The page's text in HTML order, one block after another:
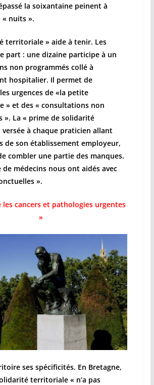
la soixantaine peinent à
« nuits ».
territoriale » aide à tenir. Les
part : une dizaine participe à un
non programmés collé à
hospitalier. Il permet de
urgences de «la petite
» et des « consultations non
». La « prime de solidarité
à chaque praticien allant
de son établissement employeur,
combler une partie des manques.
de médecins nous ont aidés avec
».
les cancers et pathologies urgentes
»
ses spécificités. En Bretagne,
territoriale « n’a pas